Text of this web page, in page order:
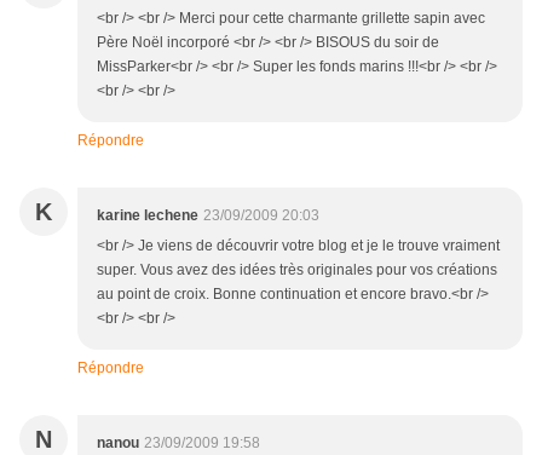
<br /> <br /> Merci pour cette charmante grillette sapin avec
Père Noël incorporé <br /> <br /> BISOUS du soir de
MissParker<br /> <br /> Super les fonds marins !!!<br /> <br />
<br /> <br />
Répondre
K karine lechene 23/09/2009 20:03
<br /> Je viens de découvrir votre blog et je le trouve vraiment
super. Vous avez des idées très originales pour vos créations
au point de croix. Bonne continuation et encore bravo.<br />
<br /> <br />
Répondre
N nanou 23/09/2009 19:58